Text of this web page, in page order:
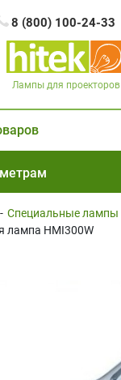
8 (800) 100-24-33
Лампы для проекторов
- Специальные лампы
лампа HMI300W